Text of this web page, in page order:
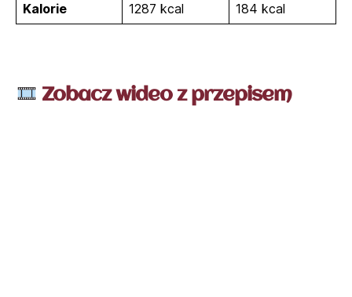
Kalorie 1287 kcal 184 kcal
Zobacz wideo z przepisem